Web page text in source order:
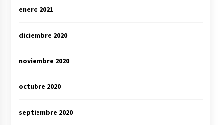
enero 2021
diciembre 2020
noviembre 2020
octubre 2020
septiembre 2020